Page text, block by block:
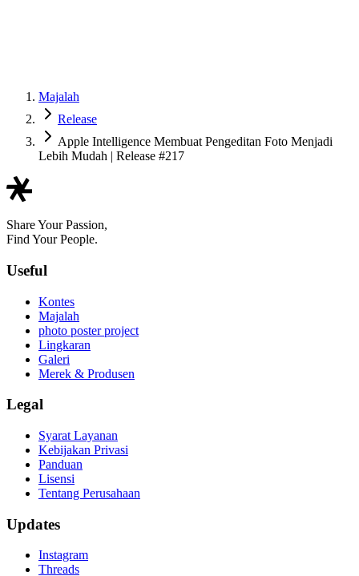
Majalah
Release
Apple Intelligence Membuat Pengeditan Foto Menjadi
Lebih Mudah | Release #217
Share Your Passion,
Find Your People.
Useful
Kontes
Majalah
photo poster project
Lingkaran
Galeri
Merek & Produsen
Legal
Syarat Layanan
Kebijakan Privasi
Panduan
Lisensi
Tentang Perusahaan
Updates
Instagram
Threads